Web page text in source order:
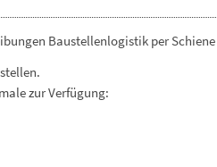
Baustellenlogistik per Schiene
zur Verfügung: